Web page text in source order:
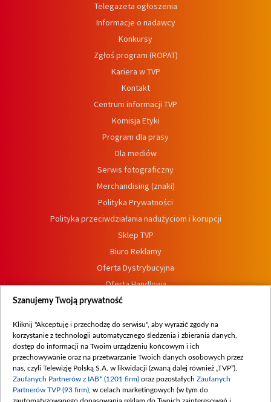
Telegazeta ogłoszenia
Informacje o nadawcy
Konkursy
Zgłoś program (ROPAT)
Kariera w TVP
Kontakt
Centrum informacji TVP
Komisja Etyki
Program dla prasy
Dla mediów
Serwis fotograficzny
Merchandising (znaki)
Polityka Prywatności
Polityka przeciwdziałania nadużyciom i korupcji
Sklep TVP
Biuro Reklamy
Oferta Dystrybucyjna
Oferta Handlowa
Dostępność
Procedura zgłoszeń wewnętrznych
Szanujemy Twoją prywatność
Kliknij "Akceptuję i przechodzę do serwisu", aby wyrazić zgody na
korzystanie z technologii automatycznego śledzenia i zbierania danych,
dostęp do informacji na Twoim urządzeniu końcowym i ich
przechowywanie oraz na przetwarzanie Twoich danych osobowych przez
nas, czyli Telewizję Polską S.A. w likwidacji (zwaną dalej również „TVP”),
Zaufanych Partnerów z IAB* (1201 firm) oraz pozostałych Zaufanych
Partnerów TVP (93 firm) , w celach marketingowych (w tym do